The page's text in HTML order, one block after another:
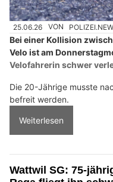
25.06.26 VON
Bei einer Kollision
Velo ist am
Velofahrerin schwer
Die 20-Jährige musste
befreit werden.
Weiterlesen
Wattwil SG: 75-